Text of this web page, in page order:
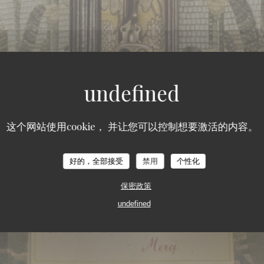
这个网站使用cookie， 并让您可以控制想要激活的内容。
好的，全部接受 禁用 个性化
保密政策
undefined
151, BOULEVARD SAINT-GERMAIN 75006